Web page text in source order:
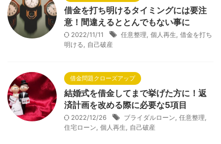
借金を打ち明けるタイミングには要注
意！間違えるととんでもない事に
2022/11/11 任意整理, 個人再生, 借金を打ち
明ける, 自己破産
借金問題クローズアップ
結婚式を借金してまで挙げた方に！返
済計画を改める際に必要な5項目
2022/12/26 ブライダルローン, 任意整理,
住宅ローン, 個人再生, 自己破産